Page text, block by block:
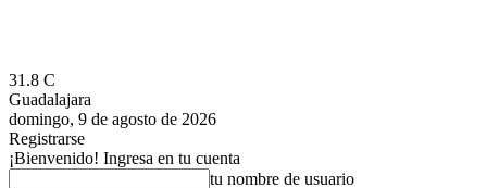
31.8 C
Guadalajara
domingo, 9 de agosto de 2026
Registrarse
¡Bienvenido! Ingresa en tu cuenta
tu nombre de usuario